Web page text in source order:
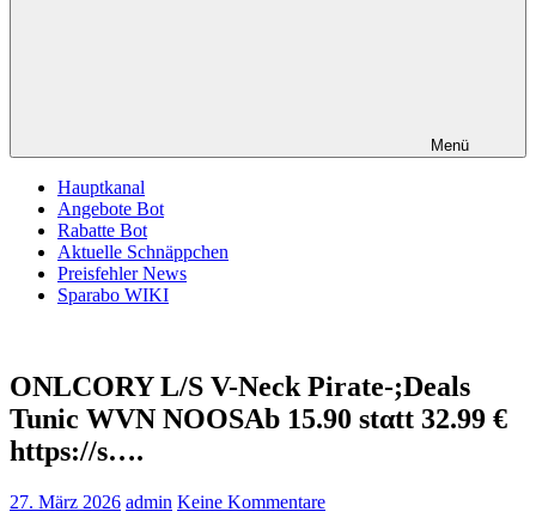
Menü
Hauptkanal
Angebote Bot
Rabatte Bot
Aktuelle Schnäppchen
Preisfehler News
Sparabo WIKI
ONLCORY L/S V-Neck Pirate-;Deals
Tunic WVN NOOSАb 15.90 stαtt 32.99 €
https://s….
27. März 2026 admin Keine Kommentare